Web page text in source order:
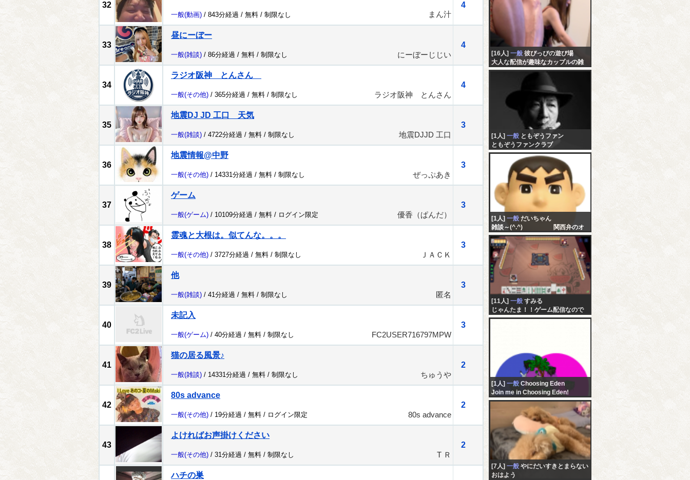
32
4
一般(動画) / 843分経過 / 無料 / 制限なし まん汁
33
昼にーぼー
4
一般(雑談) / 86分経過 / 無料 / 制限なし にーぼーじじい
34
ラジオ阪神 とんさん
4
一般(その他) / 365分経過 / 無料 / 制限なし ラジオ阪神 とんさん
35
地震DJ JD 工口 天気
3
一般(雑談) / 4722分経過 / 無料 / 制限なし 地震DJJD 工口
36
地震情報@中野
3
一般(その他) / 14331分経過 / 無料 / 制限なし ぜっぷあき
37
ゲーム
3
一般(ゲーム) / 10109分経過 / 無料 / ログイン限定 優香（ぱんだ）
38
霊魂と大根は。似てんな。。。
3
一般(その他) / 3727分経過 / 無料 / 制限なし ＪＡＣＫ
39
他
3
一般(雑談) / 41分経過 / 無料 / 制限なし 匿名
40
未記入
3
一般(ゲーム) / 40分経過 / 無料 / 制限なし FC2USER716797MPW
41
猫の居る風景♪
2
一般(雑談) / 14331分経過 / 無料 / 制限なし ちゅうや
42
80s advance
2
一般(その他) / 19分経過 / 無料 / ログイン限定 80s advance
43
よければお声掛けください
2
一般(その他) / 31分経過 / 無料 / 制限なし T Ｒ
ハチの巣
[16人] 一般 彼ぴっぴの遊び場
大人な配信が趣味なカップルの雑
談…
[1人] 一般 ともぞうファン
ともぞうファンクラブ
[1人] 一般 だいちゃん
雑談～(^.^) 関西弁のオ
ッちゃんやで～
[11人] 一般 すみる
じゃんたま！！ゲーム配信なので
すぉ～！！(*ﾉωﾉ)「仮」
[1人] 一般 Choosing Eden
Join me in Choosing Eden!
[7人] 一般 やにだいすきとまらない
おはよう